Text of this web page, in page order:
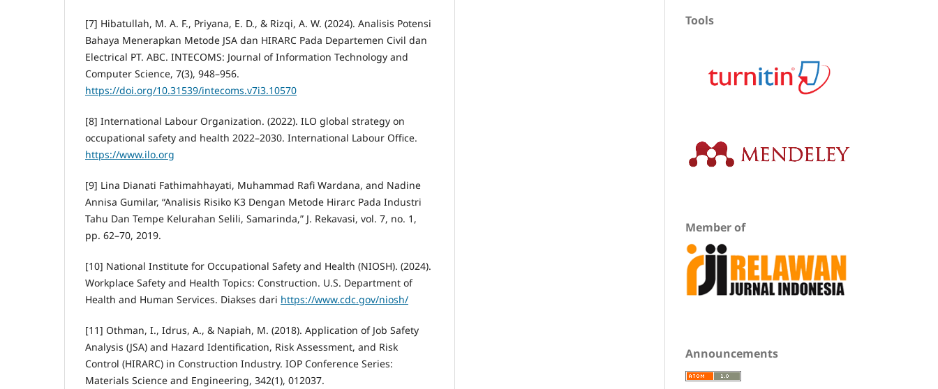
[7] Hibatullah, M. A. F., Priyana, E. D., & Rizqi, A. W. (2024). Analisis Potensi
Bahaya Menerapkan Metode JSA dan HIRARC Pada Departemen Civil dan
Electrical PT. ABC. INTECOMS: Journal of Information Technology and
Computer Science, 7(3), 948–956.
https://doi.org/10.31539/intecoms.v7i3.10570
[8] International Labour Organization. (2022). ILO global strategy on
occupational safety and health 2022–2030. International Labour Office.
https://www.ilo.org
[9] Lina Dianati Fathimahhayati, Muhammad Rafi Wardana, and Nadine
Annisa Gumilar, “Analisis Risiko K3 Dengan Metode Hirarc Pada Industri
Tahu Dan Tempe Kelurahan Selili, Samarinda,” J. Rekavasi, vol. 7, no. 1,
pp. 62–70, 2019.
[10] National Institute for Occupational Safety and Health (NIOSH). (2024).
Workplace Safety and Health Topics: Construction. U.S. Department of
Health and Human Services. Diakses dari https://www.cdc.gov/niosh/
[11] Othman, I., Idrus, A., & Napiah, M. (2018). Application of Job Safety
Analysis (JSA) and Hazard Identification, Risk Assessment, and Risk
Control (HIRARC) in Construction Industry. IOP Conference Series:
Materials Science and Engineering, 342(1), 012037.
Tools
Member of
Announcements